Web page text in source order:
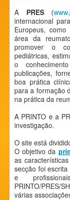
A PRES(
internacional
Europeus,
área da
promover o
pediátricas,
o
publicações,
boa prática
para a formação
na prática da
A PRINTO e a
investigação.
O site está
O objetivo da
as
secção foi
e
PRINTO/PRES/
várias